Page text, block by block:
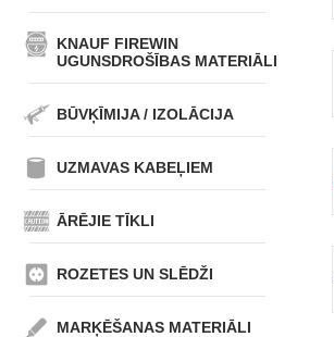
KNAUF FIREWIN
UGUNSDROŠĪBAS MATERIĀLI
BŪVĶĪMIJA / IZOLĀCIJA
UZMAVAS KABEĻIEM
ĀRĒJIE TĪKLI
ROZETES UN SLĒDŽI
MARĶĒŠANAS MATERIĀLI